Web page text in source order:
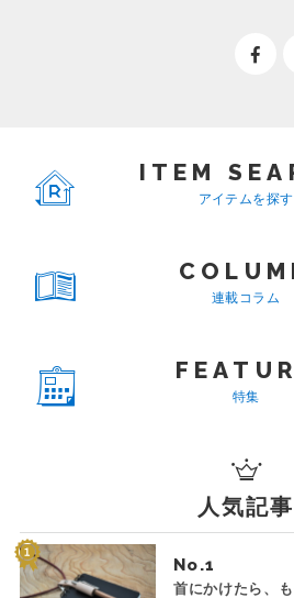
ITEM
アイテムを探す
連載コラム
特集
人気記事
No.
首にかけたら、